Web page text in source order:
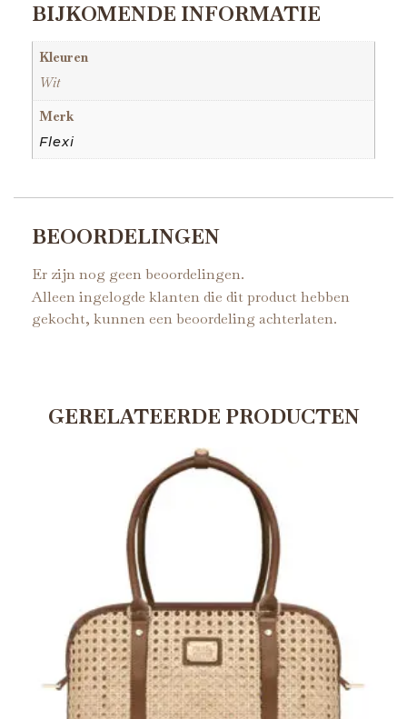
BIJKOMENDE INFORMATIE
Kleuren
Wit
Merk
Flexi
BEOORDELINGEN
Er zijn nog geen beoordelingen.
Alleen ingelogde klanten die dit product hebben
gekocht, kunnen een beoordeling achterlaten.
GERELATEERDE PRODUCTEN